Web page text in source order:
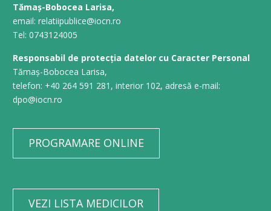
Tămaș-Bobocea Larisa,
email: relatiipublice@iocn.ro
Tel: 0743124005
Responsabil de protecția datelor cu Caracter Personal
Tămaș-Bobocea Larisa,
telefon: +40 264 591 281, interior 102, adresă e-mail:
dpo@iocn.ro
PROGRAMARE ONLINE
VEZI LISTA MEDICILOR